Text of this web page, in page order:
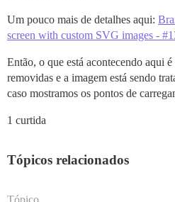
Um pouco mais de detalhes aqui:
screen with custom SVG images -
Então, o que está acontecendo aqui
removidas e a imagem está sendo
caso mostramos os pontos de
1 curtida
Tópicos relacionados